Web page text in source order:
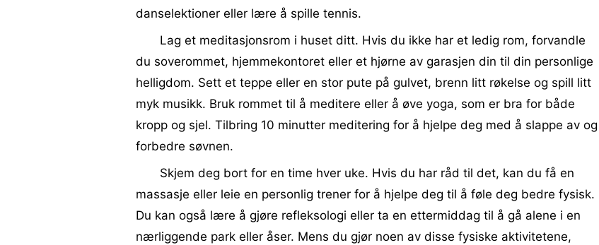
danselektioner eller lære å spille tennis.
Lag et meditasjonsrom i huset ditt. Hvis du ikke har et ledig rom, forvandle
du soverommet, hjemmekontoret eller et hjørne av garasjen din til din personlige
helligdom. Sett et teppe eller en stor pute på gulvet, brenn litt røkelse og spill litt
myk musikk. Bruk rommet til å meditere eller å øve yoga, som er bra for både
kropp og sjel. Tilbring 10 minutter meditering for å hjelpe deg med å slappe av og
forbedre søvnen.
Skjem deg bort for en time hver uke. Hvis du har råd til det, kan du få en
massasje eller leie en personlig trener for å hjelpe deg til å føle deg bedre fysisk.
Du kan også lære å gjøre refleksologi eller ta en ettermiddag til å gå alene i en
nærliggende park eller åser. Mens du gjør noen av disse fysiske aktivitetene,